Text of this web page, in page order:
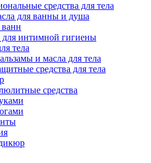
средства для тела
для ванны и душа
для интимной гигиены
тела
и масла для тела
средства для тела
средства